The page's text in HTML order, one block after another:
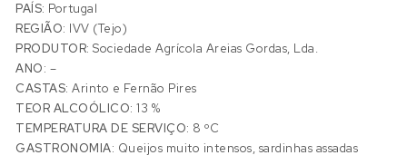
PAÍS: Portugal
REGIÃO: IVV (Tejo)
PRODUTOR: Sociedade Agrícola Areias Gordas, Lda.
ANO: –
CASTAS: Arinto e Fernão Pires
TEOR ALCOÓLICO:13 %
TEMPERATURA DE SERVIÇO: 8 ºC
GASTRONOMIA: Queijos muito intensos, sardinhas assadas